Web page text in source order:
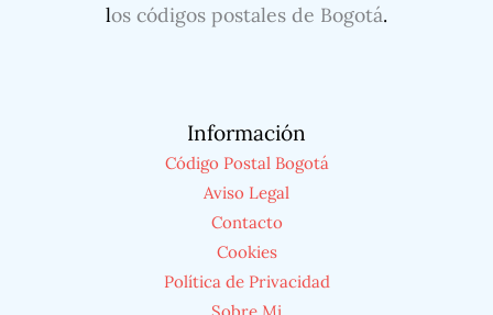
los códigos postales de Bogotá.
Información
Código Postal Bogotá
Aviso Legal
Contacto
Cookies
Política de Privacidad
Sobre Mi